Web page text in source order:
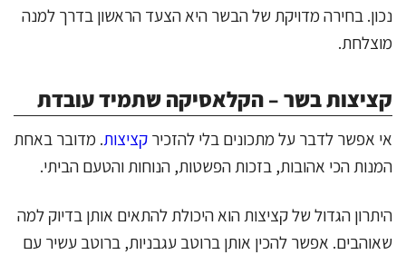
נכון. בחירה מדויקת של הבשר היא הצעד הראשון בדרך למנה
מוצלחת.
קציצות בשר – הקלאסיקה שתמיד עובדת
אי אפשר לדבר על מתכונים בלי להזכיר קציצות. מדובר באחת
המנות הכי אהובות, בזכות הפשטות, הנוחות והטעם הביתי.
היתרון הגדול של קציצות הוא היכולת להתאים אותן בדיוק למה
שאוהבים. אפשר להכין אותן ברוטב עגבניות, ברוטב עשיר עם